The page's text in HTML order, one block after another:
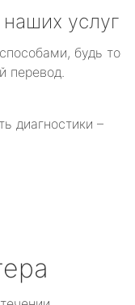
услуг
будь то
перевод.
диагностики –